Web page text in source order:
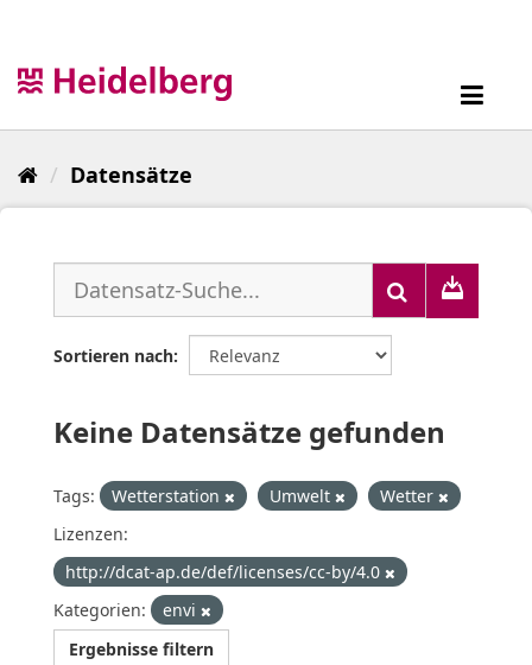
Datensätze
Sortieren nach
Keine Datensätze gefunden
Tags: Wetterstation Umwelt
Wetter
Lizenzen:
http://dcat-ap.de/def/licenses/cc-by/4.0
Kategorien:
envi
Ergebnisse filtern